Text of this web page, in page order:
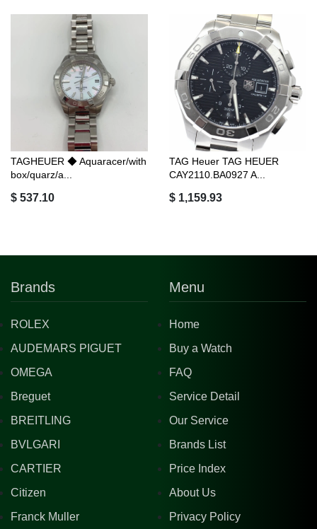
TAGHEUER ◆ Aquaracer/with
box/quarz/a...
$ 537.10
TAG Heuer TAG HEUER
CAY2110.BA0927 A...
$ 1,159.93
Brands
ROLEX
AUDEMARS PIGUET
OMEGA
Breguet
BREITLING
BVLGARI
CARTIER
Citizen
Franck Muller
Menu
Home
Buy a Watch
FAQ
Service Detail
Our Service
Brands List
Price Index
About Us
Privacy Policy